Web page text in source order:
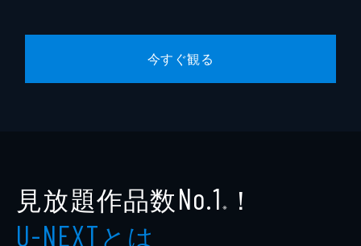
今すぐ観る
見放題作品数No.1 ※ ！
U-NEXTとは